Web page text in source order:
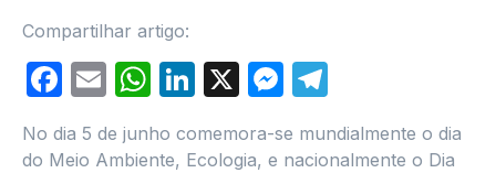
Compartilhar artigo:
Facebook
EmailWhatsApp
LinkedIn
X Messenger
No dia 5 de junho comemora-se mundialmente o dia
do Meio Ambiente, Ecologia, e nacionalmente o Dia